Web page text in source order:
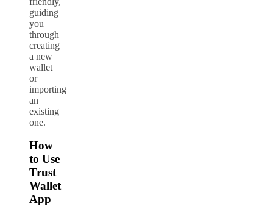
guiding
you
through
creating
a new
wallet
or
importing
an
existing
one.
How
to Use
Trust
Wallet
App